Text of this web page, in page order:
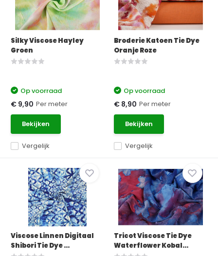
Silky Viscose Hayley
Groen
Vergelijk
Op voorraad
€ 9,90 Per meter
Bekijken
Broderie Katoen Tie Dye
Oranje Roze
Vergelijk
Op voorraad
€ 8,90 Per meter
Bekijken
Viscose Linnen Digitaal
Shibori Tie Dye ...
Tricot Viscose Tie Dye
Waterflower Kobal...